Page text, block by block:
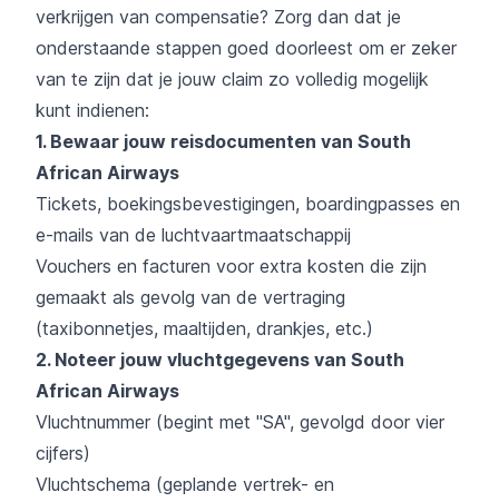
verkrijgen van compensatie? Zorg dan dat je
onderstaande stappen goed doorleest om er zeker
van te zijn dat je jouw claim zo volledig mogelijk
kunt indienen:
1. Bewaar jouw reisdocumenten van South
African Airways
Tickets, boekingsbevestigingen, boardingpasses en
e-mails van de luchtvaartmaatschappij
Vouchers en facturen voor extra kosten die zijn
gemaakt als gevolg van de vertraging
(taxibonnetjes, maaltijden, drankjes, etc.)
2. Noteer jouw vluchtgegevens van South
African Airways
Vluchtnummer (begint met "SA", gevolgd door vier
cijfers)
Vluchtschema (geplande vertrek- en